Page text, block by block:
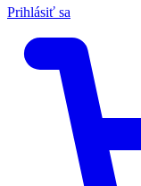
Prihlásiť sa